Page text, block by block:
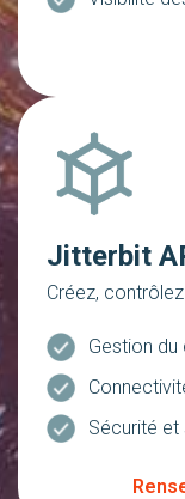
Jitterbit
Créez,
Gestion du
Sécurité et